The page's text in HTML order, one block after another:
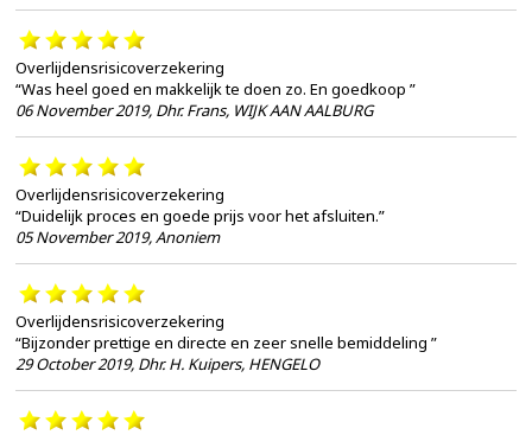
Overlijdensrisicoverzekering
“Was heel goed en makkelijk te doen zo. En goedkoop ”
06 November 2019, Dhr. Frans, WIJK AAN AALBURG
Overlijdensrisicoverzekering
“Duidelijk proces en goede prijs voor het afsluiten.”
05 November 2019,Anoniem
Overlijdensrisicoverzekering
“Bijzonder prettige en directe en zeer snelle bemiddeling ”
29 October 2019, Dhr. H. Kuipers, HENGELO